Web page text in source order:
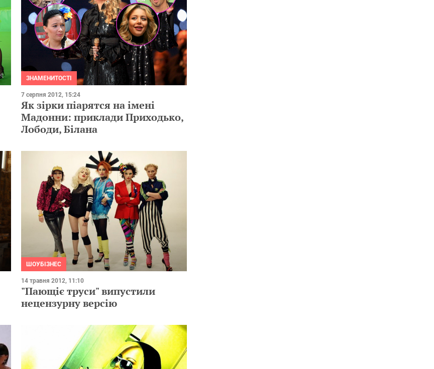
ЗНАМЕНИТОСТІ
7 серпня 2012, 15:24
Як зірки піарятся на імені
Мадонни: приклади Приходько,
Лободи, Білана
ШОУБІЗНЕС
14 травня 2012, 11:10
"Пающіє труси" випустили
нецензурну версію